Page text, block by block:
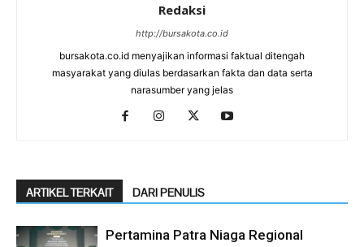
Redaksi
http://bursakota.co.id
bursakota.co.id menyajikan informasi faktual ditengah
masyarakat yang diulas berdasarkan fakta dan data serta
narasumber yang jelas
ARTIKEL TERKAIT DARI PENULIS
Pertamina Patra Niaga Regional